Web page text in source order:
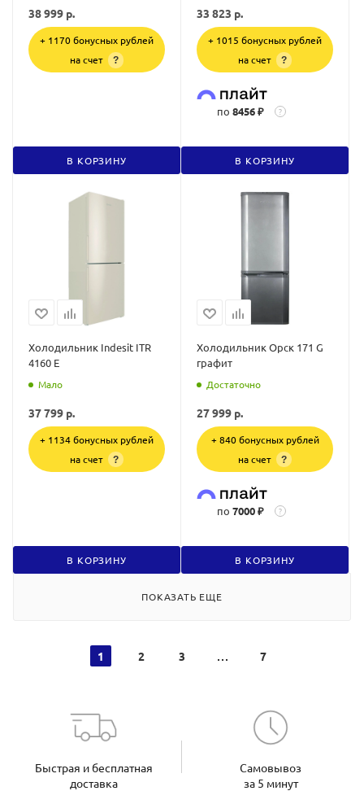
38 999 р.
+ 1170 бонусных рублей
на счет
?
В КОРЗИНУ
33 823 р.
+ 1015 бонусных рублей
на счет
?
по 8456 ₽ ?
В КОРЗИНУ
Холодильник Indesit ITR
4160 E
Мало
37 799 р.
+ 1134 бонусных рублей
на счет
?
В КОРЗИНУ
Холодильник Орск 171 G
графит
Достаточно
27 999 р.
+ 840 бонусных рублей
на счет
?
по 7000 ₽ ?
В КОРЗИНУ
ПОКАЗАТЬ ЕЩЕ
1 2 3 7
Быстрая и бесплатная
доставка
Самовывоз
за 5 минут